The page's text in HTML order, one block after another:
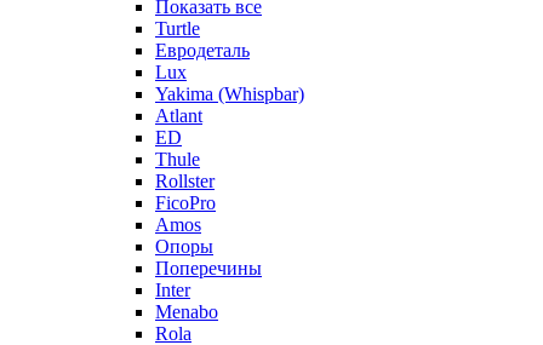
Показать все
Turtle
Евродеталь
Lux
Yakima (Whispbar)
Atlant
ED
Thule
Rollster
FicoPro
Amos
Опоры
Поперечины
Inter
Menabo
Rola